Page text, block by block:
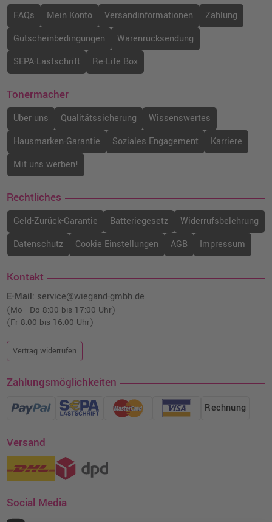
FAQs Mein Konto Versandinformationen
Zahlung
Gutscheinbedingungen
Warenrücksendung
SEPA-Lastschrift
Re-Life Box
Tonermacher
Über uns Qualitätssicherung
Wissenswertes
Hausmarken-Garantie
Soziales Engagement
Karriere
Mit uns werben!
Rechtliches
Geld-Zurück-Garantie Batteriegesetz
Widerrufsbelehrung
Datenschutz
Cookie Einstellungen AGB Impressum
Kontakt
E-Mail: service@wiegand-gmbh.de
(Mo - Do 8:00 bis 17:00 Uhr)
(Fr 8:00 bis 16:00 Uhr)
Vertrag widerrufen
Zahlungsmöglichkeiten
Rechnung
Versand
Social Media